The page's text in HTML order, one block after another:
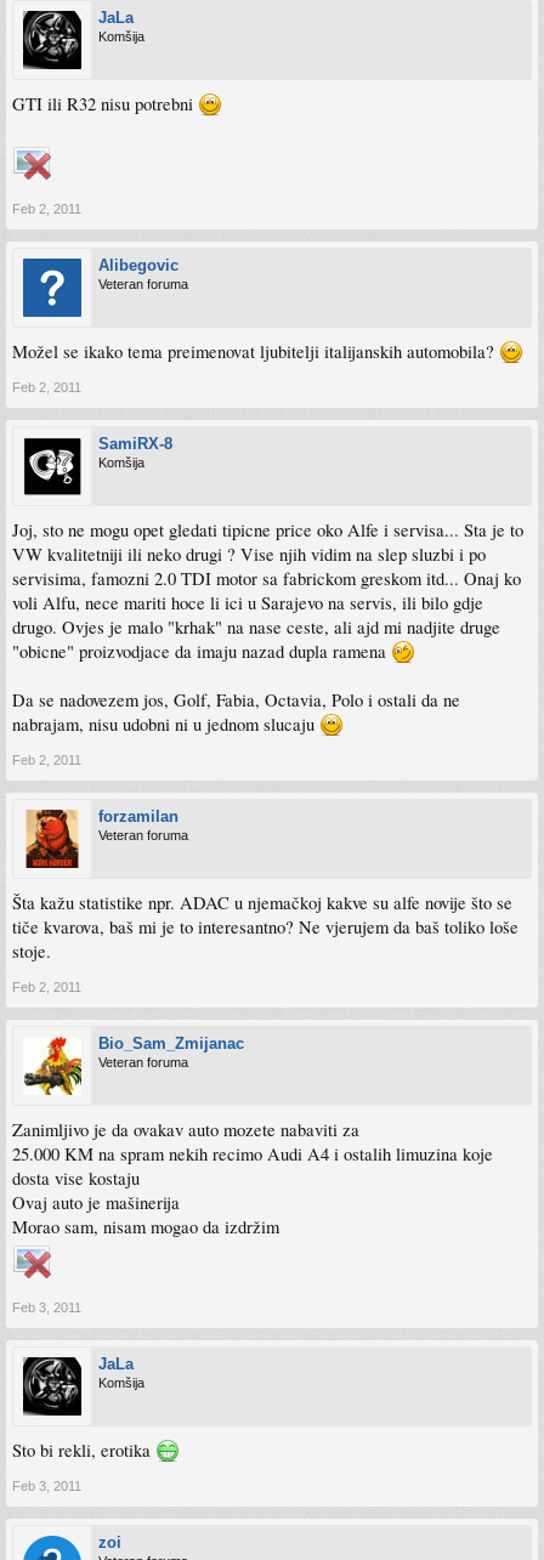
JaLa
Komšija
GTI ili R32 nisu potrebni
Feb 2, 2011
Alibegovic
Veteran foruma
Možel se ikako tema preimenovat ljubitelji italijanskih automobila?
Feb 2, 2011
SamiRX-8
Komšija
Joj, sto ne mogu opet gledati tipicne price oko Alfe i servisa... Sta je to
VW kvalitetniji ili neko drugi ? Vise njih vidim na slep sluzbi i po
servisima, famozni 2.0 TDI motor sa fabrickom greskom itd... Onaj ko
voli Alfu, nece mariti hoce li ici u Sarajevo na servis, ili bilo gdje
drugo. Ovjes je malo "krhak" na nase ceste, ali ajd mi nadjite druge
"obicne" proizvodjace da imaju nazad dupla ramena
Da se nadovezem jos, Golf, Fabia, Octavia, Polo i ostali da ne
nabrajam, nisu udobni ni u jednom slucaju
Feb 2, 2011
forzamilan
Veteran foruma
Šta kažu statistike npr. ADAC u njemačkoj kakve su alfe novije što se
tiče kvarova, baš mi je to interesantno? Ne vjerujem da baš toliko loše
stoje.
Feb 2, 2011
Bio_Sam_Zmijanac
Veteran foruma
Zanimljivo je da ovakav auto mozete nabaviti za
25.000 KM na spram nekih recimo Audi A4 i ostalih limuzina koje
dosta vise kostaju
Ovaj auto je mašinerija
Morao sam, nisam mogao da izdržim
Feb 3, 2011
JaLa
Komšija
Sto bi rekli, erotika
Feb 3, 2011
zoi